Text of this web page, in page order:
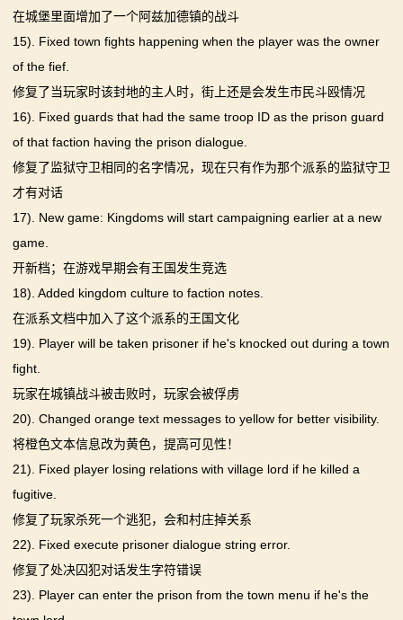
在城堡里面增加了一个阿兹加德镇的战斗
15). Fixed town fights happening when the player was the owner
of the fief.
修复了当玩家时该封地的主人时，街上还是会发生市民斗殴情况
16). Fixed guards that had the same troop ID as the prison guard
of that faction having the prison dialogue.
修复了监狱守卫相同的名字情况，现在只有作为那个派系的监狱守卫
才有对话
17). New game: Kingdoms will start campaigning earlier at a new
game.
开新档；在游戏早期会有王国发生竞选
18). Added kingdom culture to faction notes.
在派系文档中加入了这个派系的王国文化
19). Player will be taken prisoner if he's knocked out during a town
fight.
玩家在城镇战斗被击败时，玩家会被俘虏
20). Changed orange text messages to yellow for better visibility.
将橙色文本信息改为黄色，提高可见性！
21). Fixed player losing relations with village lord if he killed a
fugitive.
修复了玩家杀死一个逃犯，会和村庄掉关系
22). Fixed execute prisoner dialogue string error.
修复了处决囚犯对话发生字符错误
23). Player can enter the prison from the town menu if he's the